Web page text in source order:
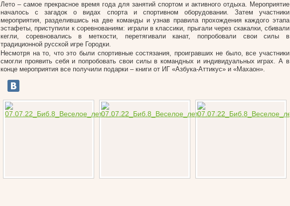
Лето – самое прекрасное время года для занятий спортом и активного отдыха. Мероприятие
началось с загадок о видах спорта и спортивном оборудовании. Затем участники
мероприятия, разделившись на две команды и узнав правила прохождения каждого этапа
эстафеты, приступили к соревнованиям: играли в классики, прыгали через скакалки, сбивали
кегли, соревновались в меткости, перетягивали канат, попробовали свои силы в
традиционной русской игре Городки.
Несмотря на то, что это были спортивные состязания, проигравших не было, все участники
смогли проявить себя и попробовать свои силы в командных и индивидуальных играх. А в
конце мероприятия все получили подарки – книги от ИГ «Азбука-Аттикус» и «Махаон».